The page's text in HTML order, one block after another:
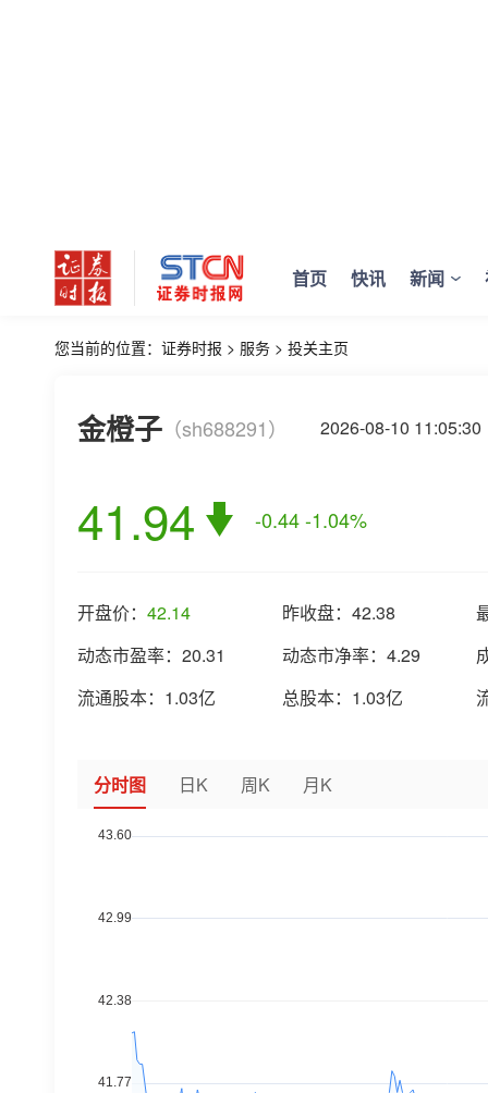
首页 快讯 新闻
您当前的位置： 证券时报 > 服务 > 投关主页
金橙子 （sh688291） 2026-08-10
41.94 -0.44-1.04%
开盘价： 42.14 昨收盘： 42.38
动态市盈率： 20.31 动态市净率： 4.29
流通股本： 1.03亿 总股本： 1.03亿
分时图 日K 周K 月K